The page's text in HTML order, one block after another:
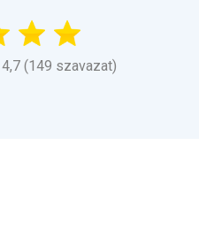
(149 szavazat)